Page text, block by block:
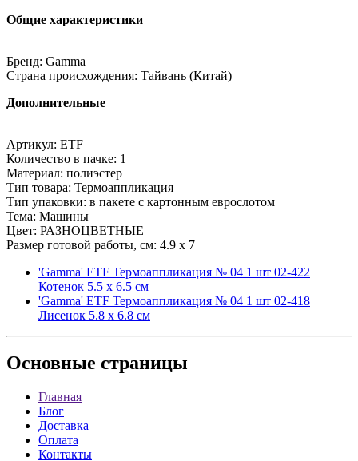
Общие характеристики
Бренд: Gamma
Страна происхождения: Тайвань (Китай)
Дополнительные
Артикул: ETF
Количество в пачке: 1
Материал: полиэстер
Тип товара: Термоаппликация
Тип упаковки: в пакете с картонным еврослотом
Тема: Машины
Цвет: РАЗНОЦВЕТНЫЕ
Размер готовой работы, см: 4.9 x 7
'Gamma' ETF Термоаппликация № 04 1 шт 02-422
Котенок 5.5 х 6.5 см
'Gamma' ETF Термоаппликация № 04 1 шт 02-418
Лисенок 5.8 х 6.8 см
Основные страницы
Главная
Блог
Доставка
Оплата
Контакты